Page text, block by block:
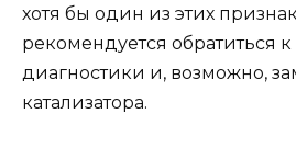
хотя бы один из этих
рекомендуется обратиться
диагностики и, возможно,
катализатора.